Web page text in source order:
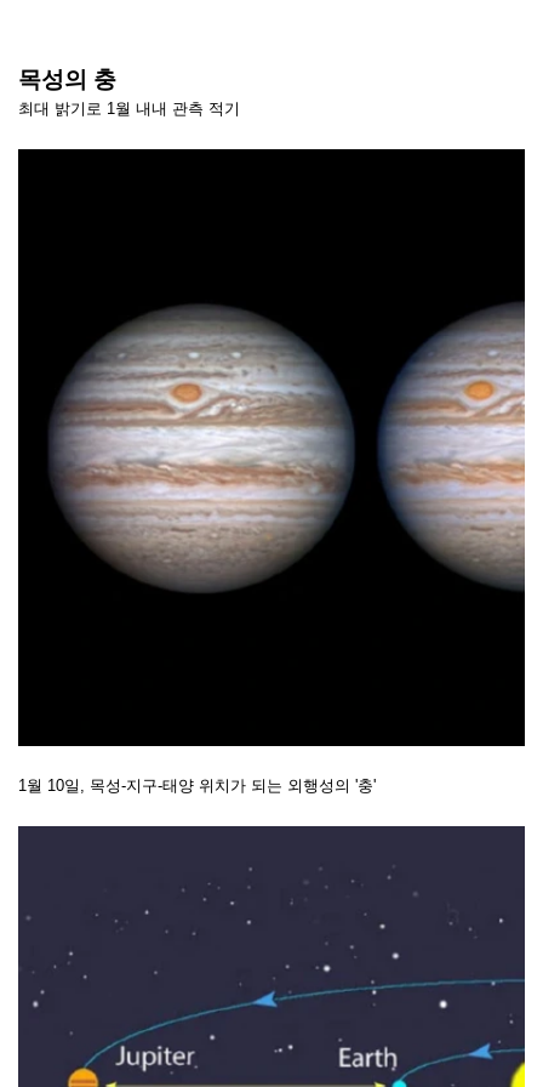
목성의 충
최대 밝기로 1월 내내 관측 적기
1월 10일, 목성-지구-태양 위치가 되는 외행성의 '충'